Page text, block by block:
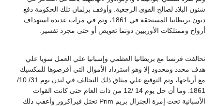
شئون البلاد لصالح القوى الرجعية. وأوقف برلمان تلك الحكومة دفع
ديون بريطانيا المستحقة في 1861، وتم في مرات عديدة استهداف
أرواح وممتلكات الأوربيين دونما تعويض أو حتى مجرد تفسير.
تحالفت فرنسا مع بريطانيا العظمي وإسبانيا علي العمل سويا علي
هدف محدد ومحدود إلا وهو استرداد الأموال التي أقرضوها للمكسيك
مع أرباحها، وتم التوقيع علي ميثاق ذلك التحالف في لندن يوم 31/ 10/
1861. وما أن حل يوم 14 /12 من ذات العام حتى كانت القوات
الأسبانية تحت إمرة الجنرال بريم Prim تحتل فيراكروز وأعقب ذلك